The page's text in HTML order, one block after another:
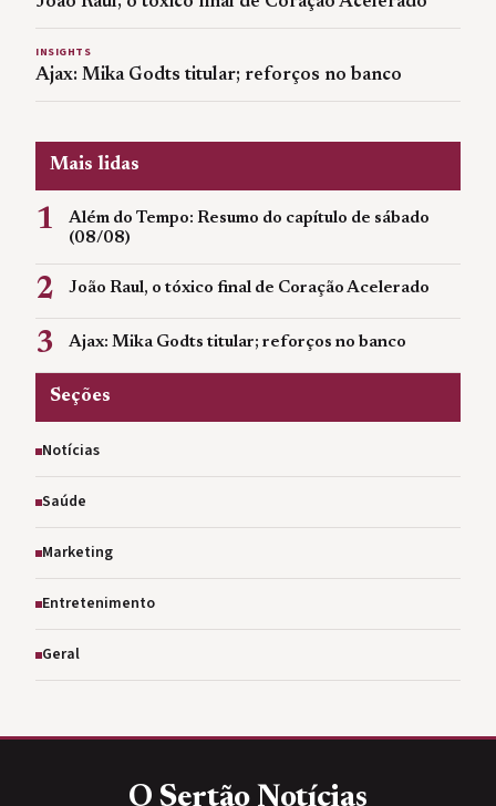
INSIGHTS
Ajax: Mika Godts titular; reforços no banco
Mais lidas
1
Além do Tempo: Resumo do capítulo de sábado
(08/08)
2 João Raul, o tóxico final de Coração Acelerado
3 Ajax: Mika Godts titular; reforços no banco
Seções
Notícias
Saúde
Marketing
Entretenimento
Geral
O Sertão Notícias